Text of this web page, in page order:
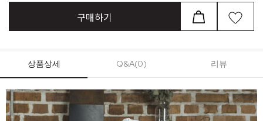
구매하기
상품상세 Q&A(0) 리뷰